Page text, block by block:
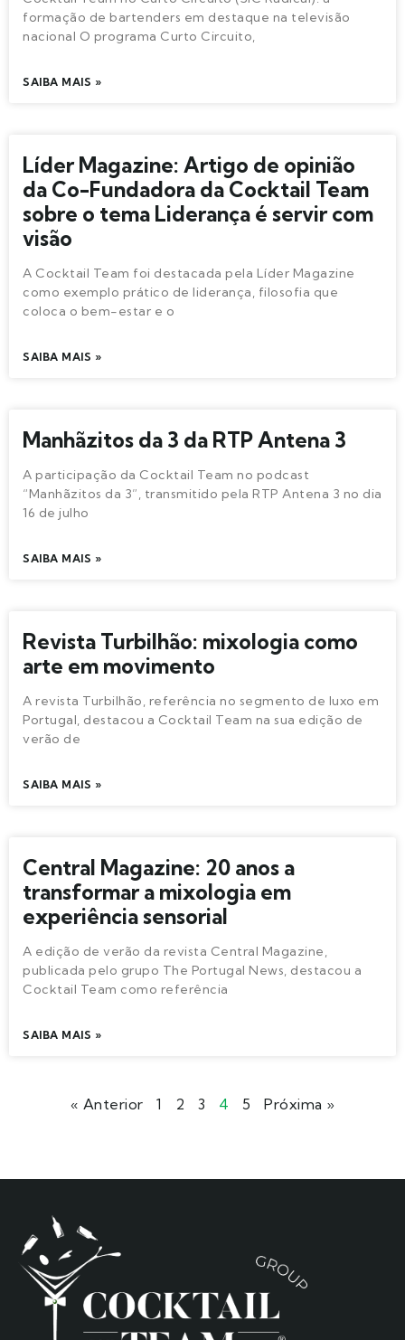
formação de bartenders em destaque na televisão
nacional O programa Curto Circuito,
SAIBA MAIS »
Líder Magazine: Artigo de opinião
da Co-Fundadora da Cocktail Team
sobre o tema Liderança é servir com
visão
A Cocktail Team foi destacada pela Líder Magazine
como exemplo prático de liderança, filosofia que
coloca o bem-estar e o
SAIBA MAIS »
Manhãzitos da 3 da RTP Antena 3
A participação da Cocktail Team no podcast
“Manhãzitos da 3”, transmitido pela RTP Antena 3 no dia
16 de julho
SAIBA MAIS »
Revista Turbilhão: mixologia como
arte em movimento
A revista Turbilhão, referência no segmento de luxo em
Portugal, destacou a Cocktail Team na sua edição de
verão de
SAIBA MAIS »
Central Magazine: 20 anos a
transformar a mixologia em
experiência sensorial
A edição de verão da revista Central Magazine,
publicada pelo grupo The Portugal News, destacou a
Cocktail Team como referência
SAIBA MAIS »
« Anterior 1 2 3 4 5 Próxima »